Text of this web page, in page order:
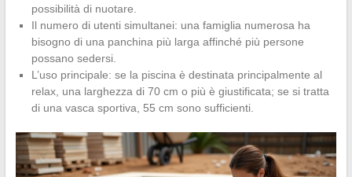
possibilità di nuotare.
Il numero di utenti simultanei: una famiglia numerosa ha
bisogno di una panchina più larga affinché più persone
possano sedersi.
L’uso principale: se la piscina è destinata principalmente al
relax, una larghezza di 70 cm o più è giustificata; se si tratta
di una vasca sportiva, 55 cm sono sufficienti.